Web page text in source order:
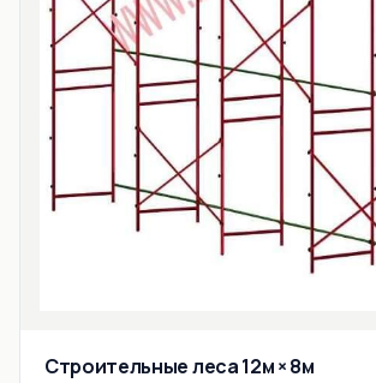
Строительные леса 12м × 8м